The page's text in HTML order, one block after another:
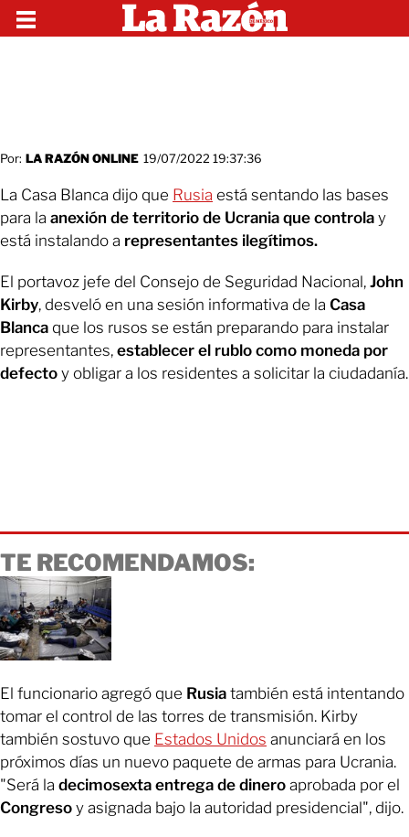
Por: LA RAZÓN ONLINE 19/07/2022 19:37:36
La Casa Blanca dijo que Rusia está sentando las bases
para la anexión de territorio de Ucrania que controla y
está instalando a representantes ilegítimos.
El portavoz jefe del Consejo de Seguridad Nacional, John
Kirby, desveló en una sesión informativa de la Casa
Blanca que los rusos se están preparando para instalar
representantes, establecer el rublo como moneda por
defecto y obligar a los residentes a solicitar la ciudadanía.
TE RECOMENDAMOS:
El funcionario agregó que Rusia también está intentando
tomar el control de las torres de transmisión. Kirby
también sostuvo que Estados Unidos anunciará en los
próximos días un nuevo paquete de armas para Ucrania.
"Será la decimosexta entrega de dinero aprobada por el
Congreso y asignada bajo la autoridad presidencial", dijo.